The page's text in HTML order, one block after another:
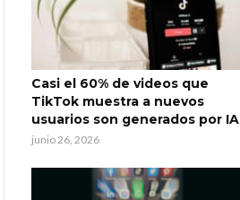
Casi el 60% de videos que
TikTok muestra a nuevos
usuarios son generados por IA
junio 26, 2026